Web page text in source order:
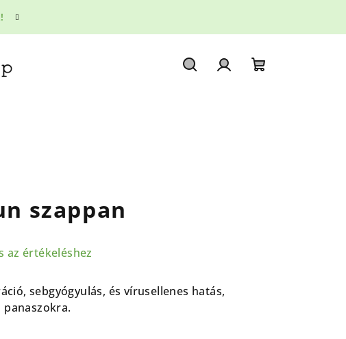
szappan
az értékeléshez
sebgyógyulás, és vírusellenes hatás,